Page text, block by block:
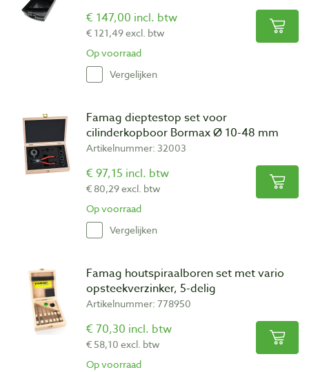
€ 147,00 incl. btw
€ 121,49 excl. btw
Op voorraad
Vergelijken
Famag dieptestop set voor
cilinderkopboor Bormax Ø 10-48 mm
Artikelnummer: 32003
€ 97,15 incl. btw
€ 80,29 excl. btw
Op voorraad
Vergelijken
Famag houtspiraalboren set met vario
opsteekverzinker, 5-delig
Artikelnummer: 778950
€ 70,30 incl. btw
€ 58,10 excl. btw
Op voorraad